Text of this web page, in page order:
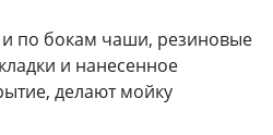
по бокам чаши, резиновые
и нанесенное
делают мойку